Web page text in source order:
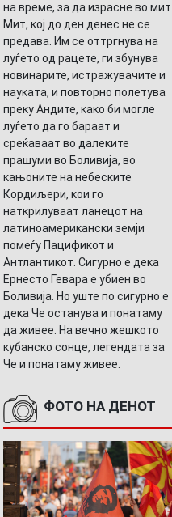
на време, за да израсне во мит.
Мит, кој до ден денес не се
предава. Им се оттргнува на
луѓето од рацете, ги збунува
новинарите, истражувачите и
науката, и повторно полетува
преку Андите, како би могле
луѓето да го бараат и
среќаваат во далеките
прашуми во Боливија, во
кањоните на небеските
Кордиљери, кои го
наткрилуваат ланецот на
латиноамерикански земји
помеѓу Пацификот и
Антлантикот. Сигурно е дека
Ернесто Гевара е убиен во
Боливија. Но уште по сигурно е
дека Че останува и понатаму
да живее. На вечно жешкото
кубанско сонце, легендата за
Че и понатаму живее.
ФОТО НА ДЕНОТ